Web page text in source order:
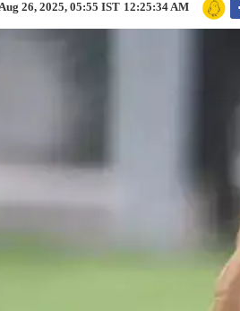
26, 2025, 05:55 IST 12:25:34 AM